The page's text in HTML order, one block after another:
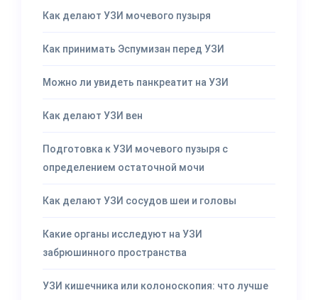
Как делают УЗИ мочевого пузыря
Как принимать Эспумизан перед УЗИ
Можно ли увидеть панкреатит на УЗИ
Как делают УЗИ вен
Подготовка к УЗИ мочевого пузыря с
определением остаточной мочи
Как делают УЗИ сосудов шеи и головы
Какие органы исследуют на УЗИ
забрюшинного пространства
УЗИ кишечника или колоноскопия: что лучше